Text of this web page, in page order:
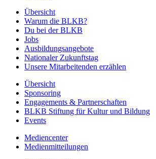
Übersicht
Warum die BLKB?
Du bei der BLKB
Jobs
Ausbildungsangebote
Nationaler Zukunftstag
Unsere Mitarbeitenden erzählen
Übersicht
Sponsoring
Engagements & Partnerschaften
BLKB Stiftung für Kultur und Bildung
Events
Mediencenter
Medienmitteilungen